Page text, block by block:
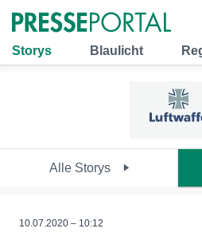
Storys Blaulicht
Alle Storys
10.07.2020 – 10:12